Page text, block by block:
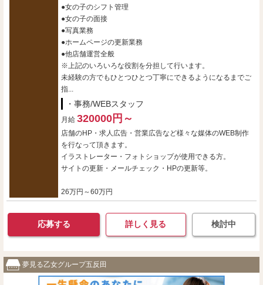
●女の子のシフト管理
●女の子の面接
●写真業務
●ホームページの更新業務
●他店舗運営全般
※上記のいろいろな役割を分担して行います。
未経験の方でもひとつひとつ丁寧にできるようになるまでご
指...
・事務/WEBスタッフ
月給 320000円～
店舗のHP・求人広告・営業広告など様々な媒体のWEB制作
を行なって頂きます。
イラストレーター・フォトショップが使用できる方。
サイトの更新・メールチェック・HPの更新等。
26万円～60万円
応募する 詳しく見る 検討中
夢見る乙女グループ五反田